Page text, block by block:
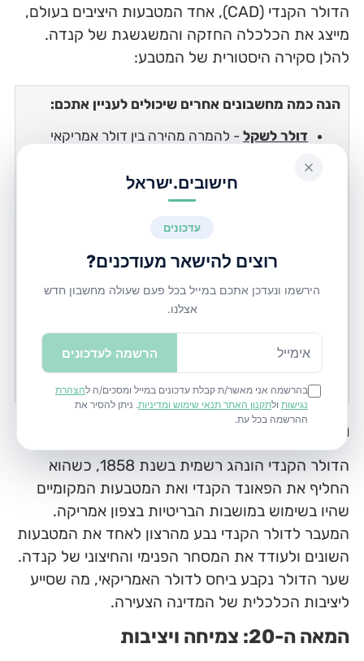
הדולר הקנדי (CAD), אחד המטבעות היציבים בעולם,
מייצג את הכלכלה החזקה והמשגשגת של קנדה.
להלן סקירה היסטורית של המטבע:
הנה כמה מחשבונים אחרים שיכולים לעניין אתכם:
דולר לשקל- להמרה מהירה בין דולר אמריקאי
מחשבון משכנתא- לחישוב תשלומי משכנתא
שקל לדולר ניו זילנדי- להמרה מהירה בין שקל
רוצים לשמור את המחשבון לגישה מהירה?
לחצו על כפתור "שמור מחשבון" והוסיפו אותו לסימניות
בדפדפן שלכם
המאה ה-19: הקמת הדולר הקנדי
הדולר הקנדי הונהג רשמית בשנת 1858, כשהוא
החליף את הפאונד הקנדי ואת המטבעות המקומיים
שהיו בשימוש במושבות הבריטיות בצפון אמריקה.
המעבר לדולר הקנדי נבע מהרצון לאחד את המטבעות
השונים ולעודד את המסחר הפנימי והחיצוני של קנדה.
שער הדולר נקבע ביחס לדולר האמריקאי, מה שסייע
ליציבות הכלכלית של המדינה הצעירה.
המאה ה-20: צמיחה ויציבות